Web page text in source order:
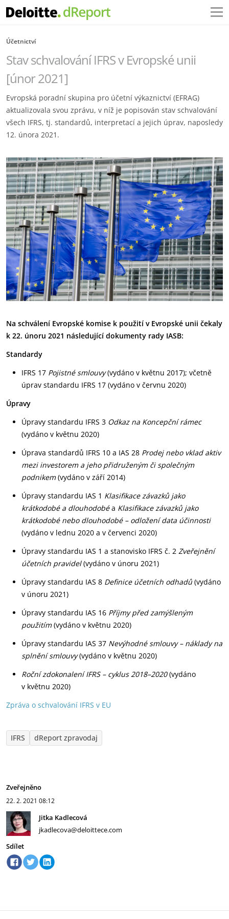
Účetnictví
Stav schvalování IFRS v Evropské unii
[únor 2021]
Evropská poradní skupina pro účetní výkaznictví (EFRAG)
aktualizovala svou zprávu, v níž je popisován stav schvalování
všech IFRS, tj. standardů, interpretací a jejich úprav, naposledy
12. února 2021.
Na schválení Evropské komise k použití v Evropské unii čekaly
k 22. únoru 2021 následující dokumenty rady IASB:
Standardy
IFRS 17 Pojistné smlouvy(vydáno v květnu 2017); včetně
úprav standardu IFRS 17 (vydáno v červnu 2020)
Úpravy
Úpravy standardu IFRS 3 Odkaz na Koncepční rámec
(vydáno v květnu 2020)
Úprava standardů IFRS 10 a IAS 28 Prodej nebo vklad aktiv
mezi investorem a jeho přidruženým či společným
podnikem(vydáno v září 2014)
Úpravy standardu IAS 1 Klasifikace závazků jako
krátkodobé a dlouhodobéa Klasifikace závazků jako
krátkodobé nebo dlouhodobé – odložení data účinnosti
(vydáno v lednu 2020 a v červenci 2020)
Úpravy standardu IAS 1 a stanovisko IFRS č. 2 Zveřejnění
účetních pravidel(vydáno v únoru 2021)
Úpravy standardu IAS 8 Definice účetních odhadů(vydáno
v únoru 2021)
Úpravy standardu IAS 16 Příjmy před zamýšleným
použitím(vydáno v květnu 2020)
Úpravy standardu IAS 37 Nevýhodné smlouvy – náklady na
splnění smlouvy(vydáno v květnu 2020)
Roční zdokonalení IFRS – cyklus 2018–2020(vydáno
v květnu 2020)
Zpráva o schvalování IFRS v EU
IFRS dReport zpravodaj
Zveřejněno
22. 2. 2021 08:12
Jitka Kadlecová
jkadlecova@deloittece.com
Sdílet